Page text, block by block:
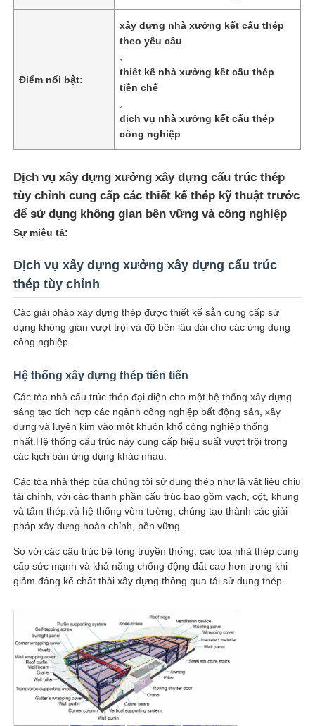
Nhà
Về chúng tôi
Tham quan nhà máy
Kiểm soát chất lượng
Yêu cầu báo giá
Ngôi nhà được chế tạo sẵn bằng thép nhẹ
Tòa nhà kết cấu thép
xưởng kết cấu thép
Điểm nổi bật:
xây dựng nhà xưởng kết cấu thép
theo yêu cầu
thiết kế nhà xưởng kết cấu thép
tiền chế
dịch vụ nhà xưởng kết cấu thép
công nghiệp
Dịch vụ xây dựng xưởng xây dựng cấu trúc thép
tùy chỉnh cung cấp các thiết kế thép kỹ thuật trước
để sử dụng không gian bền vững và công nghiệp
Sự miêu tả:
Dịch vụ xây dựng xưởng xây dựng cấu trúc
thép tùy chỉnh
Các giải pháp xây dựng thép được thiết kế sẵn cung cấp sử
dụng không gian vượt trội và độ bền lâu dài cho các ứng dụng
công nghiệp.
Hệ thống xây dựng thép tiên tiến
Các tòa nhà cấu trúc thép đại diện cho một hệ thống xây dựng
sáng tạo tích hợp các ngành công nghiệp bất động sản, xây
dựng và luyện kim vào một khuôn khổ công nghiệp thống
nhất.Hệ thống cấu trúc này cung cấp hiệu suất vượt trội trong
các kịch bản ứng dụng khác nhau.
Các tòa nhà thép của chúng tôi sử dụng thép như là vật liệu chịu
tải chính, với các thành phần cấu trúc bao gồm vạch, cột, khung
và tấm thép.và hệ thống vòm tường, chúng tạo thành các giải
pháp xây dựng hoàn chỉnh, bền vững.
So với các cấu trúc bê tông truyền thống, các tòa nhà thép cung
cấp sức mạnh và khả năng chống động đất cao hơn trong khi
giảm đáng kể chất thải xây dựng thông qua tái sử dụng thép.